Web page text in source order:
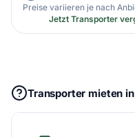
Preise variieren je nach
Jetzt Transporter
Transporter mieten